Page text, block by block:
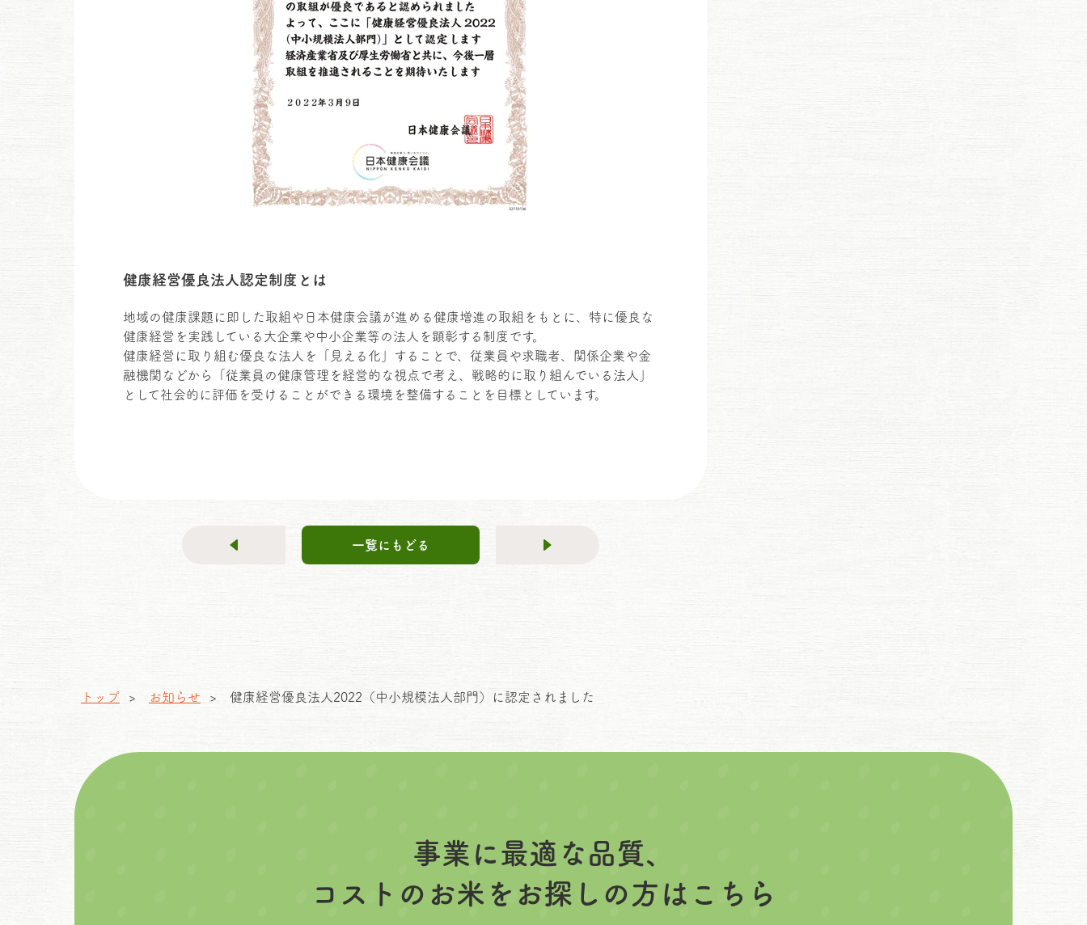
健康経営優良法人認定制度とは
地域の健康課題に即した取組や日本健康会議が進める健康増進の取組をもとに、特に優良な
健康経営を実践している大企業や中小企業等の法人を顕彰する制度です。
健康経営に取り組む優良な法人を「見える化」することで、従業員や求職者、関係企業や金
融機関などから「従業員の健康管理を経営的な視点で考え、戦略的に取り組んでいる法人」
として社会的に評価を受けることができる環境を整備することを目標としています。
一覧にもどる
トップ お知らせ 健康経営優良法人2022（中小規模法人部門）に認定されました
事業に最適な品質、
コストのお米をお探しの方はこちら